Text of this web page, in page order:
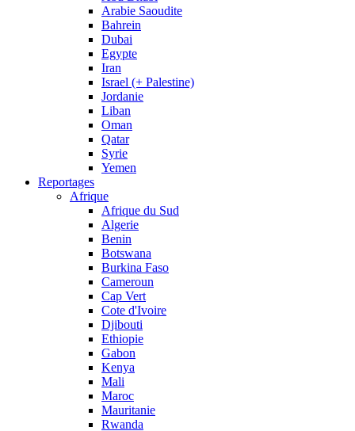
Arabie Saoudite
Bahrein
Dubai
Egypte
Iran
Israel (+ Palestine)
Jordanie
Liban
Oman
Qatar
Syrie
Yemen
Reportages
Afrique
Afrique du Sud
Algerie
Benin
Botswana
Burkina Faso
Cameroun
Cap Vert
Cote d'Ivoire
Djibouti
Ethiopie
Gabon
Kenya
Mali
Maroc
Mauritanie
Rwanda